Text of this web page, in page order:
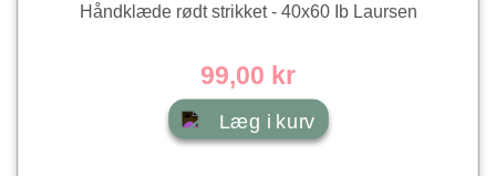
Håndklæde rødt strikket - 40x60 Ib Laursen
99,00 kr
Læg i kurv